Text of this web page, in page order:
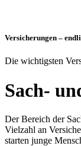
Versicherungen –
Die wichtigsten
Sach-
Der Bereich der
Vielzahl an
starten junge